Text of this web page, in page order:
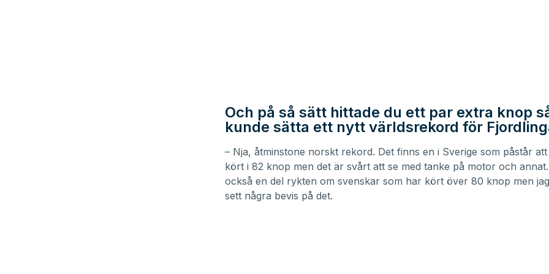
Och på så sätt hittade du ett par extra knop
kunde sätta ett nytt världsrekord för
– Nja, åtminstone norskt rekord. Det finns en i Sverige som påstår
kört i 82 knop men det är svårt att se med tanke på motor och
också en del rykten om svenskar som har kört över 80 knop men
sett några bevis på det.